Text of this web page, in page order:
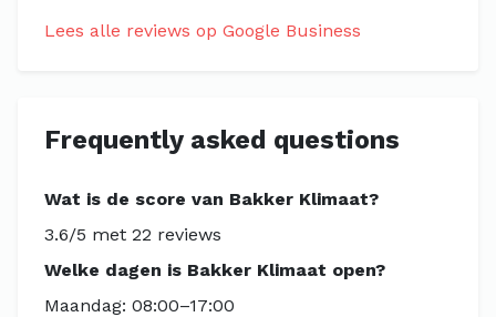
Lees alle reviews op Google Business
Frequently asked questions
Wat is de score van Bakker Klimaat?
3.6/5 met 22 reviews
Welke dagen is Bakker Klimaat open?
Maandag: 08:00–17:00